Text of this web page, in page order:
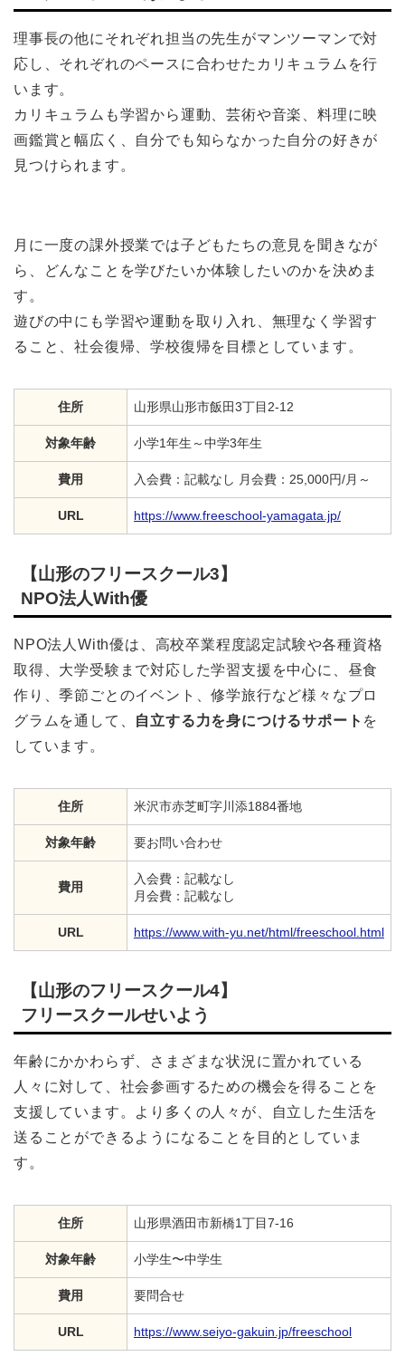
理事長の他にそれぞれ担当の先生がマンツーマンで対
応し、それぞれのペースに合わせたカリキュラムを行
います。
カリキュラムも学習から運動、芸術や音楽、料理に映
画鑑賞と幅広く、自分でも知らなかった自分の好きが
見つけられます。
月に一度の課外授業では子どもたちの意見を聞きなが
ら、どんなことを学びたいか体験したいのかを決めま
す。
遊びの中にも学習や運動を取り入れ、無理なく学習す
ること、社会復帰、学校復帰を目標としています。
住所 山形県山形市飯田3丁目2-12
対象年齢 小学1年生～中学3年生
費用 入会費：記載なし 月会費：25,000円/月～
URL https://www.freeschool-yamagata.jp/
【山形のフリースクール3】
NPO法人With優
NPO法人With優は、高校卒業程度認定試験や各種資格
取得、大学受験まで対応した学習支援を中心に、昼食
作り、季節ごとのイベント、修学旅行など様々なプロ
グラムを通して、 自立する力を身につけるサポート を
しています。
住所 米沢市赤芝町字川添1884番地
対象年齢 要お問い合わせ
費用
入会費：記載なし
月会費：記載なし
URL https://www.with-yu.net/html/freeschool.html
【山形のフリースクール4】
フリースクールせいよう
年齢にかかわらず、さまざまな状況に置かれている
人々に対して、社会参画するための機会を得ることを
支援しています。より多くの人々が、自立した生活を
送ることができるようになることを目的としていま
す。
住所 山形県酒田市新橋1丁目7-16
対象年齢 小学生〜中学生
費用 要問合せ
URL https://www.seiyo-gakuin.jp/freeschool